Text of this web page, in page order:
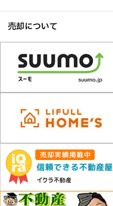
売却について